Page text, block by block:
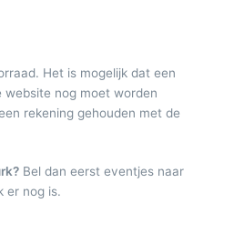
Het is mogelijk dat een
website nog moet worden
rekening gehouden met de
Bel dan eerst eventjes naar
er nog is.